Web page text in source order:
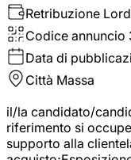
Retribuzione
Codice annuncio
Data di
Città Massa
il/la candidato/
riferimento si
supporto alla